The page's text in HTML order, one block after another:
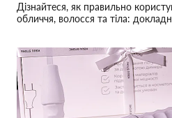
Дізнайтеся, як правильно
обличчя, волосся та тіла: